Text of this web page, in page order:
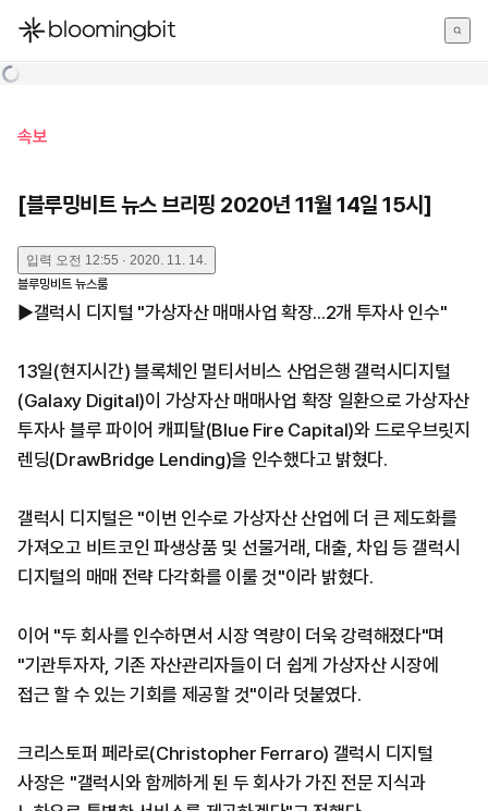
한국어
속보
[블루밍비트 뉴스 브리핑 2020년 11월 14일 15시]
입력 오전 12:55 · 2020. 11. 14.
블루밍비트 뉴스룸
▶갤럭시 디지털 "가상자산 매매사업 확장...2개 투자사 인수"
13일(현지시간) 블록체인 멀티서비스 산업은행 갤럭시디지털
(Galaxy Digital)이 가상자산 매매사업 확장 일환으로 가상자산
투자사 블루 파이어 캐피탈(Blue Fire Capital)와 드로우브릿지
렌딩(DrawBridge Lending)을 인수했다고 밝혔다.
갤럭시 디지털은 "이번 인수로 가상자산 산업에 더 큰 제도화를
가져오고 비트코인 파생상품 및 선물거래, 대출, 차입 등 갤럭시
디지털의 매매 전략 다각화를 이룰 것"이라 밝혔다.
이어 "두 회사를 인수하면서 시장 역량이 더욱 강력해졌다"며
"기관투자자, 기존 자산관리자들이 더 쉽게 가상자산 시장에
접근 할 수 있는 기회를 제공할 것"이라 덧붙였다.
크리스토퍼 페라로(Christopher Ferraro) 갤럭시 디지털
사장은 "갤럭시와 함께하게 된 두 회사가 가진 전문 지식과